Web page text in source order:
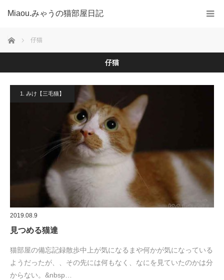
Miaou.みゃうの猫部屋日記
ホーム 仔猫
仔猫
1. みけ【三毛猫】
2019.08.9
見つめる猫達
猫部屋の備忘記録散歩中上が気になるまや何かが気になっている
ようだったが、、その先には何もなく、なにを見ていたのかは分
からない。&nbsp…